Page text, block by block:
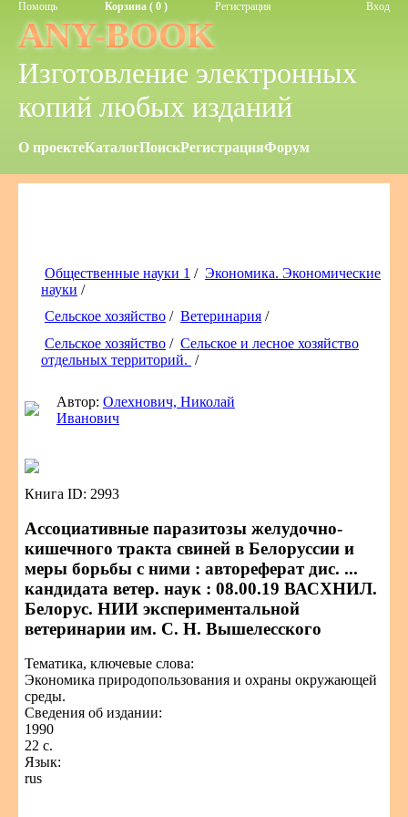
Помощь Корзина ( 0 ) Регистрация Вход
ANY-BOOK
Изготовление электронных
копий любых изданий
О проектеКаталогПоискРегистрацияФорум
Общественные науки 1 / Экономика. Экономические
науки /
Сельское хозяйство / Ветеринария /
Сельское хозяйство / Сельское и лесное хозяйство
отдельных территорий. /
Автор: Олехнович, Николай
Иванович
Книга ID: 2993
Ассоциативные паразитозы желудочно-
кишечного тракта свиней в Белоруссии и
меры борьбы с ними : автореферат дис. ...
кандидата ветер. наук : 08.00.19 ВАСХНИЛ.
Белорус. НИИ экспериментальной
ветеринарии им. С. Н. Вышелесского
Тематика, ключевые слова:
Экономика природопользования и охраны окружающей
среды.
Сведения об издании:
1990
22 с.
Язык:
rus